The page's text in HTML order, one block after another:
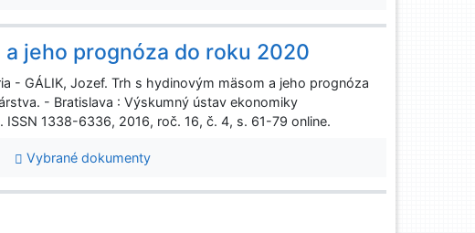
jeho prognóza do roku 2020
- GÁLIK, Jozef. Trh s hydinovým mäsom a jeho prognóza
- Bratislava : Výskumný ústav ekonomiky
1338-6336, 2016, roč. 16, č. 4, s. 61-79 online.
Vybrané dokumenty